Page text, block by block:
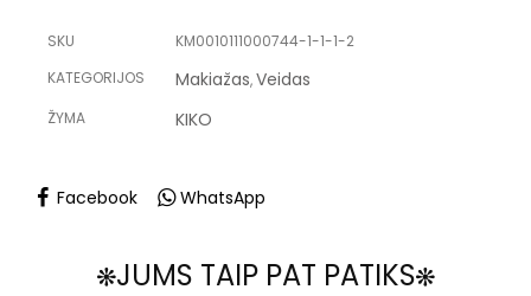
SKU
KM0010111000744-1-1-1-2
KATEGORIJOS
Makiažas,Veidas
ŽYMA KIKO
Facebook WhatsApp
JUMS TAIP PAT PATIKS